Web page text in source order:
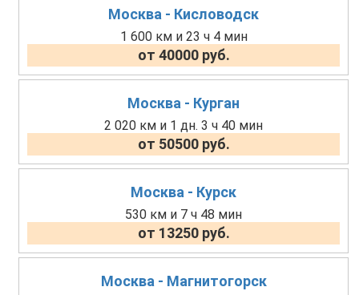
Москва - Кисловодск
1 600 км и 23 ч 4 мин
от 40000 руб.
Москва - Курган
2 020 км и 1 дн. 3 ч 40 мин
от 50500 руб.
Москва - Курск
530 км и 7 ч 48 мин
от 13250 руб.
Москва - Магнитогорск